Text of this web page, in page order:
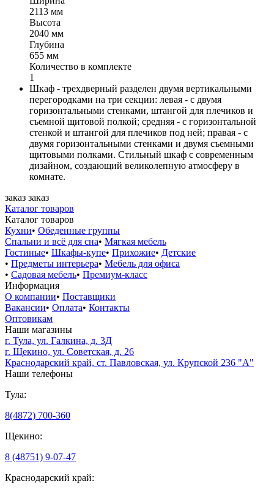
2113 мм
Высота
2040 мм
Глубина
655 мм
Количество в комплекте
1
Шкаф - трехдверный разделен двумя вертикальными
перегородками на три секции: левая - с двумя
горизонтальными стенками, штангой для плечиков и
съемной щитовой полкой; средняя - с горизонтальной
стенкой и штангой для плечиков под ней; правая - с
двумя горизонтальными стенками и двумя съемными
щитовыми полками. Стильный шкаф с современным
дизайном, создающий великолепную атмосферу в
комнате.
заказ заказ
Каталог товаров
Каталог товаров
Кухни• Обеденные группы
Спальни и всё для сна• Мягкая мебель
Гостиные• Шкафы-купе• Прихожие• Детские
• Предметы интерьера• Мебель для офиса
• Садовая мебель• Премиум-класс
Информация
О компании• Поставщики
Вакансии• Оплата• Контакты
Оптовикам
Наши магазины
г. Тула, ул. Галкина, д. 3Д
г. Щекино, ул. Советская, д. 26
Краснодарский край, ст. Павловская, ул. Крупской 236 "А"
Наши телефоны
Тула:
8(4872) 700-360
Щекино:
8 (48751) 9-07-47
Краснодарский край: